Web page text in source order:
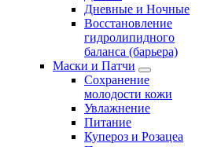
Дневные и Ночные
Восстановление
гидролипидного
баланса (барьера)
Маски и Патчи
Сохранение
молодости кожи
Увлажнение
Питание
Купероз и Розацеа